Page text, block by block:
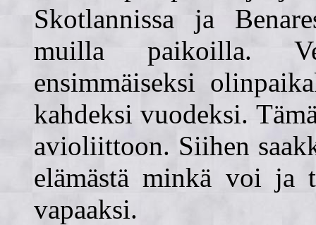
Skotlannissa ja
muilla paikoilla.
ensimmäiseksi
kahdeksi vuodeksi.
avioliittoon. Siihen
elämästä minkä voi ja
vapaaksi.